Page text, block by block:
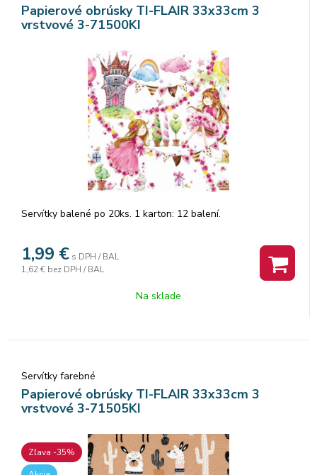
Papierové obrúsky TI-FLAIR 33x33cm 3
vrstvové 3-71500KI
Servítky balené po 20ks. 1 karton: 12 balení.
1,99 € s DPH / BAL
1,62 € bez DPH / BAL
Na sklade
Servítky farebné
Papierové obrúsky TI-FLAIR 33x33cm 3
vrstvové 3-71505KI
Zľava -35%